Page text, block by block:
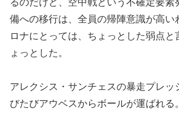
備への移行は、全員の帰陣意識が高い
ロナにとっては、ちょっとした弱点と
ょっとした。
アレクシス・サンチェスの暴走プレッ
びたびアウベスからボールが運ばれる